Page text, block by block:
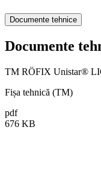
Documente tehnice
Documente
TM RÖFIX Unistar®
Fișa tehnică (TM)
pdf
676 KB